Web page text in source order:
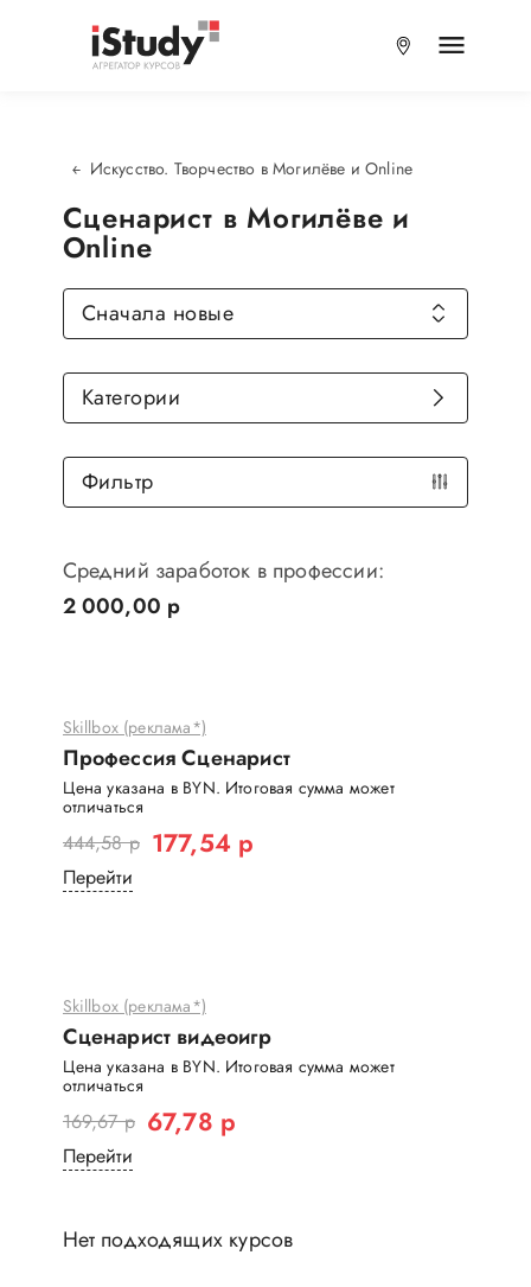
Искусство. Творчество в Могилёве и Online
Сценарист в Могилёве и
Online
Средний заработок в профессии:
2 000,00 р
Skillbox (реклама*)
Профессия Сценарист
Цена указана в BYN. Итоговая сумма может
отличаться
444,58 р 177,54 р
Перейти
Skillbox (реклама*)
Сценарист видеоигр
Цена указана в BYN. Итоговая сумма может
отличаться
169,67 р 67,78 р
Перейти
Нет подходящих курсов
Сначала новые
Категории
Фильтр